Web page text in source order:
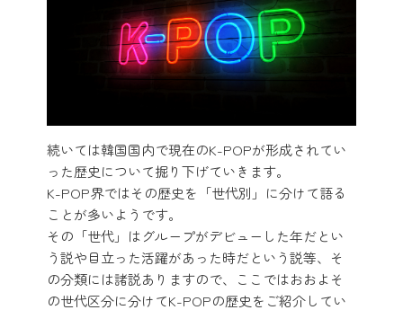
続いては韓国国内で現在のK-POPが形成されてい
った歴史について掘り下げていきます。
K-POP界ではその歴史を「世代別」に分けて語る
ことが多いようです。
その「世代」はグループがデビューした年だとい
う説や目立った活躍があった時だという説等、そ
の分類には諸説ありますので、ここではおおよそ
の世代区分に分けてK-POPの歴史をご紹介してい